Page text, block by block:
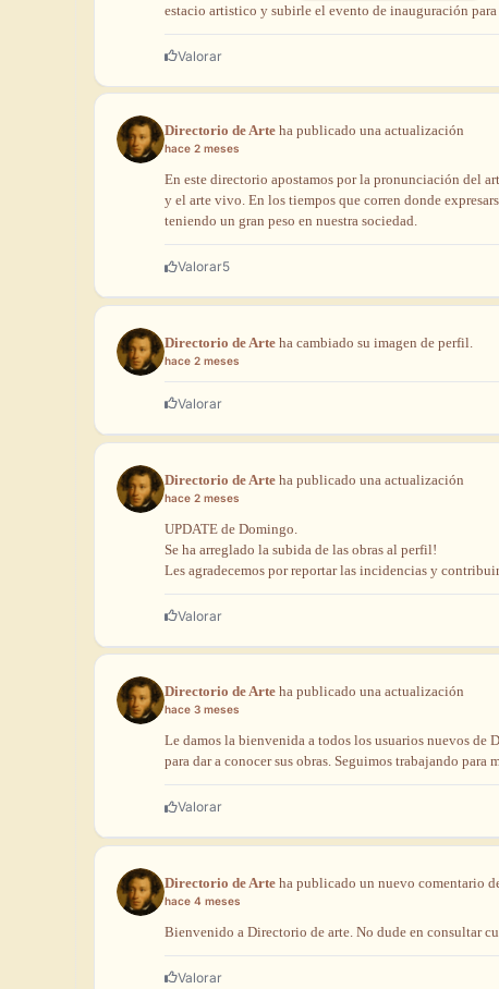
estacio artistico y subirle el evento de inauguración
Valorar
Directorio de Arte ha publicado una actualización
hace 2 meses
En este directorio apostamos porla pronunciación del
y el arte vivo. En los tiempos que corren donde
teniendo un gran peso en nuestra sociedad.
Valorar5
Directorio de Arte ha cambiado su imagen de perfil.
hace 2 meses
Valorar
Directorio de Arte ha publicado una actualización
hace 2 meses
UPDATE de Domingo.
Se ha arreglado la subida de las obras al perfil!
Les agradecemos por reportar las incidencias y
Valorar
Directorio de Arte ha publicado una actualización
hace 3 meses
Le damos la bienvenida a todos los usuarios nuevos de
para dara conocersus obras. Seguimos trabajando para
Valorar
Directorio de Arte ha publicado un nuevo comentario
hace 4 meses
Bienvenido a Directorio de arte. No dude en consultar
Valorar